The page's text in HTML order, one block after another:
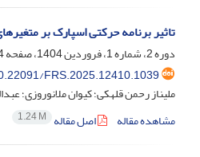
تاثیر برنامه حرکتی اسپارک بر
دوره 2، شماره 1، فروردین 1404، صفحه
FRS.2025.12410.1039
ملیناز رحمن قلهکی؛ کیوان ملانوروزی؛
مشاهده مقاله
اصل مقاله 1.24 M